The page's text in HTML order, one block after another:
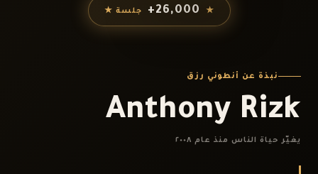
★
26,000+ جلسة ★
نبذة عن أنطوني رزق
Anthony Rizk
يغيّر حياة الناس منذ عام ٢٠٠٨